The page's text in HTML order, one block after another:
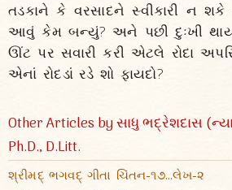
તડકાને કે વરસાદને સ્વીકારી ન
આવું કેમ બન્યું? અને પછી દુઃખી થાય
ઊંટ પર સવારી કરી એટલે રોદા
એનાં રોદડાં રડે શો ફાયદો?
Other Articles by સાધુ ભદ્રેશદાસ
Ph.D., D.Litt.
શ્રીમદ્ ભગવદ્ ગીતા ચિંતન-૧૭...લેખ-૨